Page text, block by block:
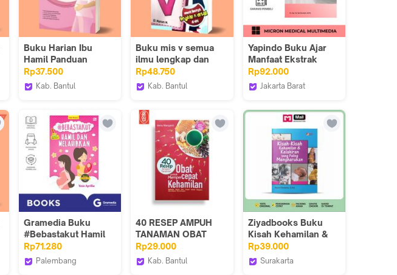
Buku Harian Ibu
Hamil Panduan
Kehamilan Sehat
Terlengkap
Rp37.500
Kab. Bantul
Buku mis v semua
ilmu lengkap dan
detail di sini/ilmu
Kesehatan
Rp48.750
Kab. Bantul
Yapindo Buku Ajar
Manfaat Ekstrak
Kakao untuk
Pregnancy Gingivitis
Rp92.000
Jakarta Barat
Gramedia Buku
#Bebastakut Hamil
Dan Melahirkan (Edisi
Terbaru) : Panduan
Praktis Persalinan
Rp71.280
Palembang
40 RESEP AMPUH
TANAMAN OBAT
UNTUK
MEMPERCEPAT
KEHAMILAN (FULL
Rp29.000
Kab. Bantul
Ziyadbooks Buku
Kisah Kehamilan &
Kelahiran
Mengharukan oleh
Nurul Chomariah
Rp39.000
Surakarta